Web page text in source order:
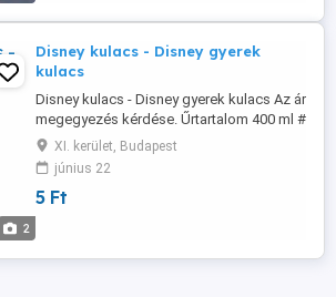
2
Disney kulacs - Disney gyerek
kulacs
Disney kulacs - Disney gyerek kulacs Az ár
megegyezés kérdése. Űrtartalom 400 ml #
Disney gyerek kulacs # Disney mesés
kulacs
XI. kerület, Budapest
június 22
5 Ft